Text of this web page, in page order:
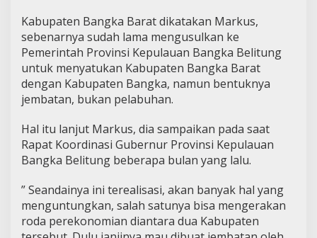
Kabupaten Bangka Barat dikatakan Markus,
sebenarnya sudah lama mengusulkan ke
Pemerintah Provinsi Kepulauan Bangka Belitung
untuk menyatukan Kabupaten Bangka Barat
dengan Kabupaten Bangka, namun bentuknya
jembatan, bukan pelabuhan.
Hal itu lanjut Markus, dia sampaikan pada saat
Rapat Koordinasi Gubernur Provinsi Kepulauan
Bangka Belitung beberapa bulan yang lalu.
” Seandainya ini terealisasi, akan banyak hal yang
menguntungkan, salah satunya bisa mengerakan
roda perekonomian diantara dua Kabupaten